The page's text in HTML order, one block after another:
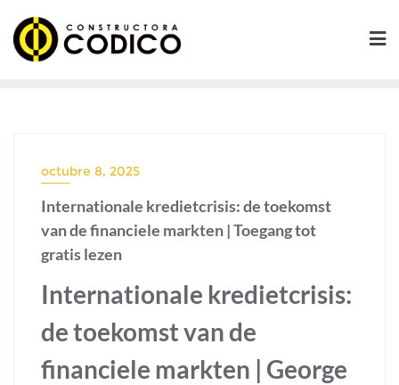
contenido
octubre 8, 2025
Internationale kredietcrisis: de toekomst
van de financiele markten | Toegang tot
gratis lezen
Internationale kredietcrisis:
de toekomst van de
financiele markten | George